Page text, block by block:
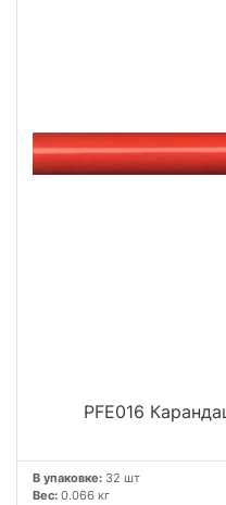
PFE016
В упаковке: 32 шт
Вес: 0.066 кг